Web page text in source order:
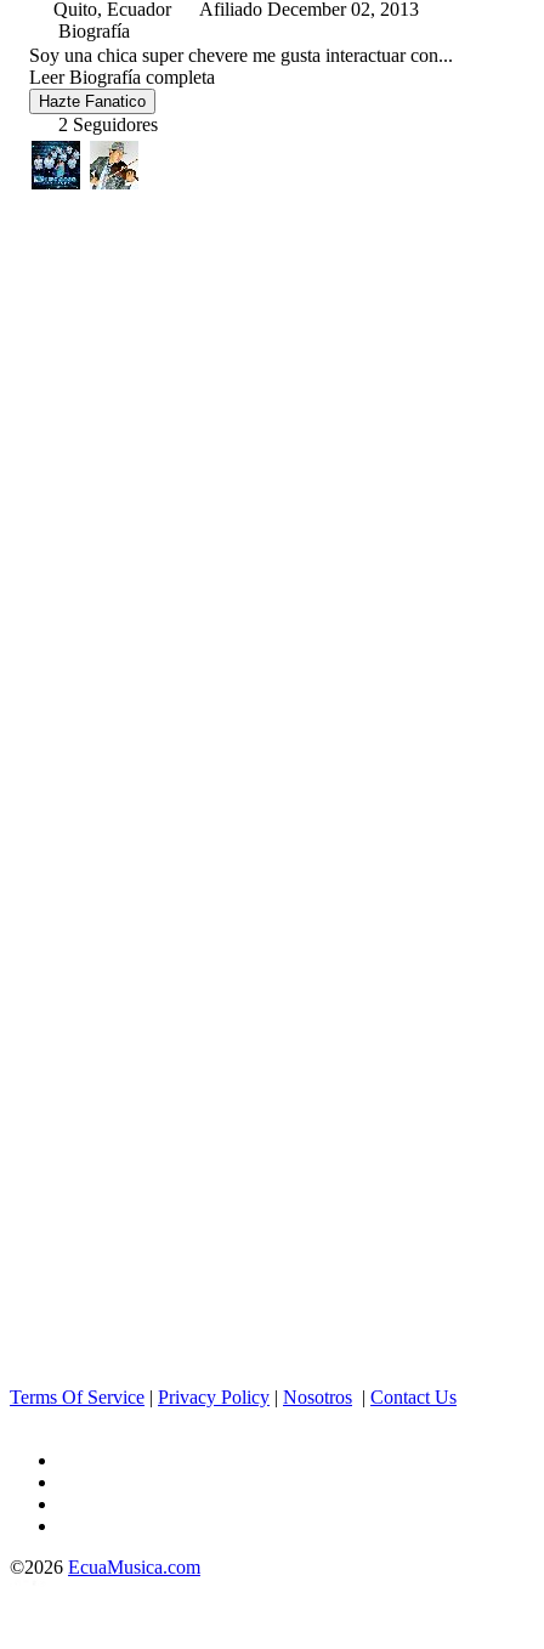
Quito, Ecuador
Afiliado December 02, 2013
Biografía
Soy una chica super chevere me gusta interactuar con...
Leer Biografía completa
Hazte Fanatico
2 Seguidores
Terms Of Service | Privacy Policy | Nosotros | Contact Us
©2026 EcuaMusica.com